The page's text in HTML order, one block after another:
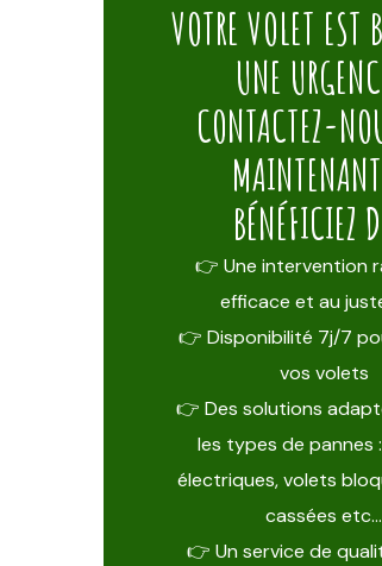
VOTRE VOLET EST
UNE
CONTACTEZ-
BÉNÉFICIEZ
👉 Une intervention
efficace et au
👉 Disponibilité 7j/7
vos volets
👉 Des solutions
les types de pannes
électriques, volets
cassées etc…
👉 Un service de